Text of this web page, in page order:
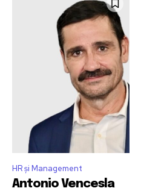
HR și Management
Antonio Vencesla